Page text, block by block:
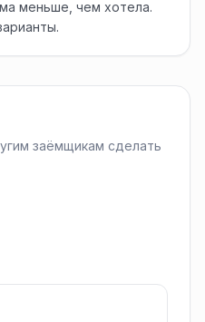
меньше, чем хотела.
заёмщикам сделать